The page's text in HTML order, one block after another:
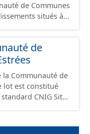
de Communes
CNIG Sites
référence aux
aux SCI.
de
Communauté de
lot est constitué
CNIG Sites